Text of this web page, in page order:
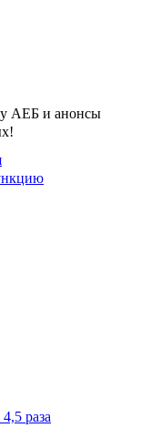
АЕБ и анонсы
раза